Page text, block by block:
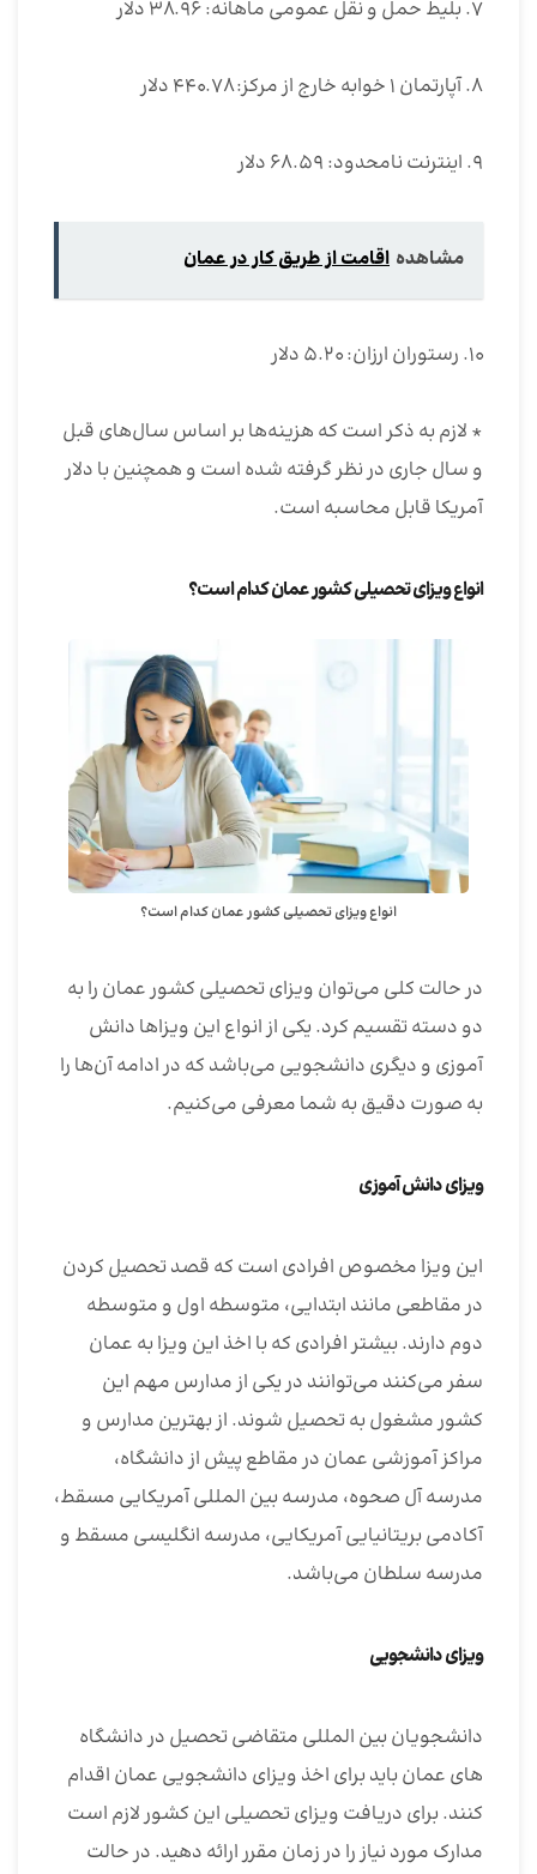
۷. بلیط حمل و نقل عمومی ماهانه: ۳۸‌.۹۶ دلار
۸. آپارتمان ۱ خوابه خارج از مرکز: ۴۴۰.۷۸ دلار
۹. اینترنت نامحدود: ۶۸‌.۵۹ دلار
مشاهده اقامت از طریق کار در عمان
۱۰. رستوران ارزان: ۵.۲۰ دلار
* لازم به ذکر است که هزینه‌ها بر اساس سال‌های قبل
و سال جاری در نظر گرفته شده است و همچنین با دلار
آمریکا قابل محاسبه است.
انواع ویزای تحصیلی کشور عمان کدام است؟
انواع ویزای تحصیلی کشور عمان کدام است؟
در حالت کلی می‌توان ویزای تحصیلی کشور عمان را به
دو دسته تقسیم کرد. یکی از انواع این ویزاها دانش
آموزی و دیگری دانشجویی می‌باشد که در ادامه آن‌ها را
به صورت دقیق به شما معرفی می‌کنیم.
ویزای دانش آموزی
این ویزا مخصوص افرادی است که قصد تحصیل کردن
در مقاطعی مانند ابتدایی، متوسطه اول و متوسطه
دوم دارند. بیشتر افرادی که با اخذ این ویزا به عمان
سفر می‌کنند می‌توانند در یکی از مدارس مهم این
کشور مشغول به تحصیل شوند. از بهترین مدارس و
مراکز آموزشی عمان در مقاطع پیش از دانشگاه،
مدرسه آل صحوه، مدرسه بین المللی آمریکایی مسقط،
آکادمی بریتانیایی آمریکایی، مدرسه انگلیسی مسقط و
مدرسه سلطان می‌باشد.
ویزای دانشجویی
دانشجویان بین المللی متقاضی تحصیل در دانشگاه
های عمان باید برای اخذ ویزای دانشجویی عمان اقدام
کنند. برای دریافت ویزای تحصیلی این کشور لازم است
مدارک مورد نیاز را در زمان مقرر ارائه دهید. در حالت